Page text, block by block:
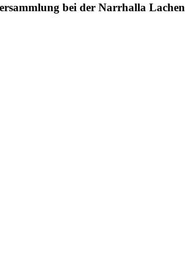
bei der Narrhalla Lachen